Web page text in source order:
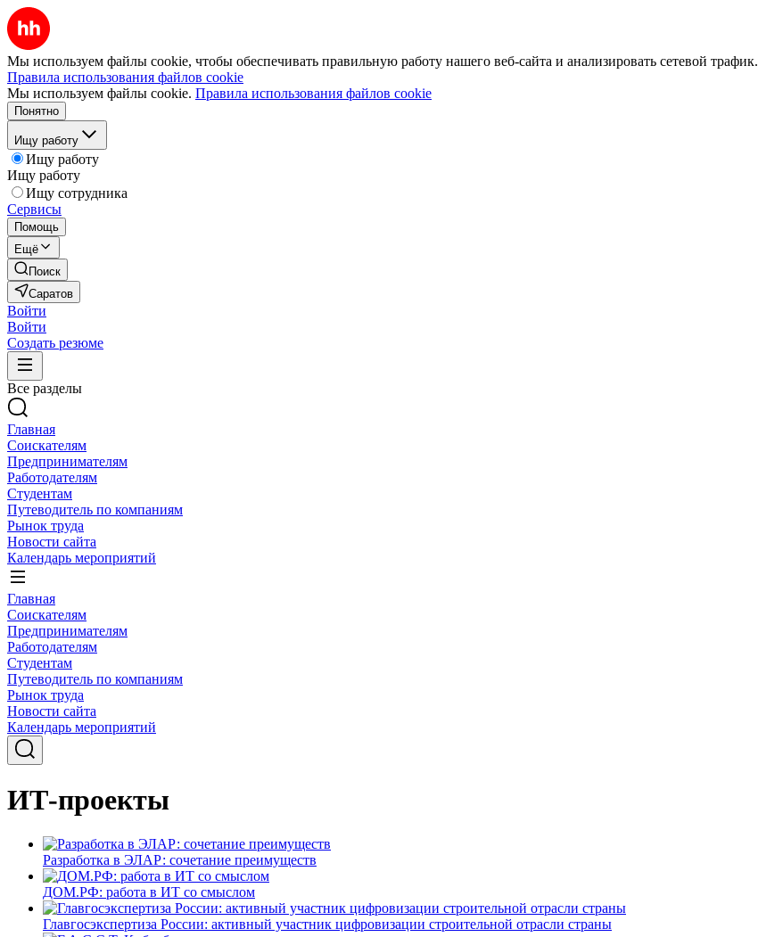
Мы используем файлы cookie, чтобы обеспечивать правильную работу нашего веб-сайта и анализировать сетевой трафик.
Правила использования файлов cookie
Мы используем файлы cookie. Правила использования файлов cookie
Понятно
Ищу работу
Ищу работу
Ищу работу
Ищу сотрудника
Сервисы
Помощь
Ещё
Поиск
Саратов
Войти
Войти
Создать резюме
Все разделы
Главная
Соискателям
Предпринимателям
Работодателям
Студентам
Путеводитель по компаниям
Рынок труда
Новости сайта
Календарь мероприятий
Главная
Соискателям
Предпринимателям
Работодателям
Студентам
Путеводитель по компаниям
Рынок труда
Новости сайта
Календарь мероприятий
ИТ-проекты
Разработка в ЭЛАР: сочетание преимуществ
ДОМ.РФ: работа в ИТ со смыслом
Главгосэкспертиза России: активный участник цифровизации строительной отрасли страны